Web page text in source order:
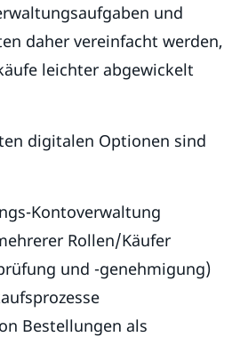
und
daher vereinfacht werden,
leichter abgewickelt
digitalen Optionen sind
Kontoverwaltung
Rollen/Käufer
und -genehmigung)
Bestellungen als